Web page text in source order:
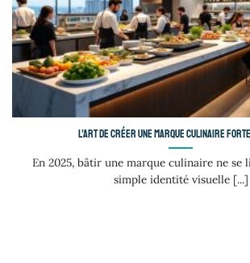
L’art de créer une marque culinaire
En 2025, bâtir une marque culinaire ne se
simple identité visuelle [...]